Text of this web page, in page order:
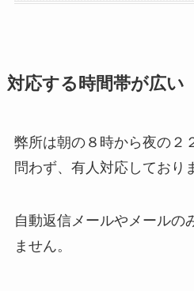
対応する時間帯が広い
弊所は朝の８時から夜の２
問わず、有人対応しており
自動返信メールやメールの
ません。